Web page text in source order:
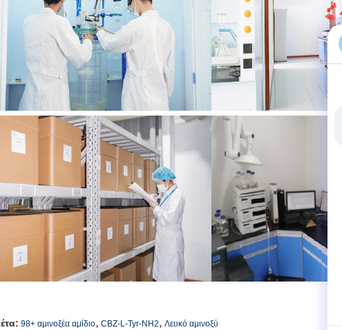
98+ αμινοξέα αμίδιο, CBZ-L-Tyr-NH2, Λευκό αμινοξύ